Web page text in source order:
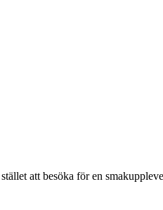
att besöka för en